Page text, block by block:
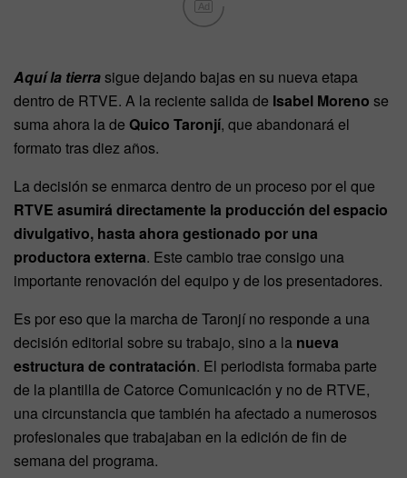
Ad
Aquí la tierrasigue dejando bajas en su nueva etapa
dentro de RTVE. A la reciente salida de Isabel Moreno se
suma ahora la de Quico Taronjí, que abandonará el
formato tras diez años.
La decisión se enmarca dentro de un proceso por el que
RTVE asumirá directamente la producción del espacio
divulgativo, hasta ahora gestionado por una
productora externa. Este cambio trae consigo una
importante renovación del equipo y de los presentadores.
Es por eso que la marcha de Taronjí no responde a una
decisión editorial sobre su trabajo, sino a la nueva
estructura de contratación. El periodista formaba parte
de la plantilla de Catorce Comunicación y no de RTVE,
una circunstancia que también ha afectado a numerosos
profesionales que trabajaban en la edición de fin de
semana del programa.